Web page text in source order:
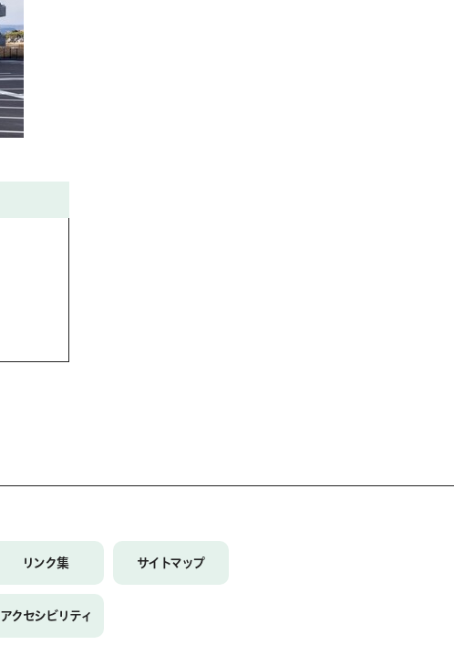
リンク集 サイトマップ
アクセシビリティ